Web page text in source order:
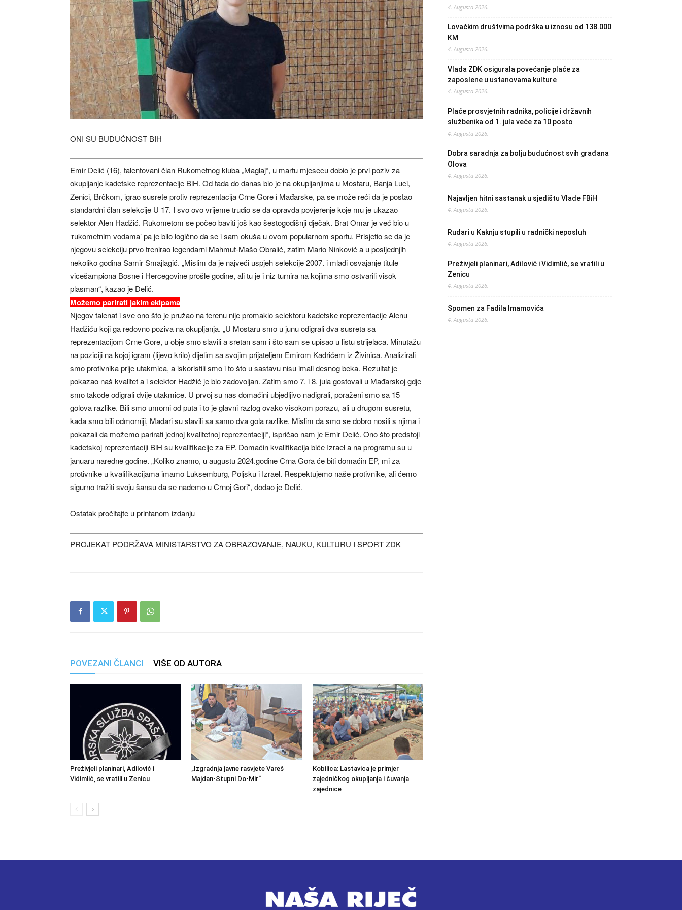
ONI SU BUDUĆNOST BIH
Emir Delić (16), talentovani član Rukometnog kluba „Maglaj“, u martu mjesecu dobio je prvi poziv za
okupljanje kadetske reprezentacije BiH. Od tada do danas bio je na okupljanjima u Mostaru, Banja Luci,
Zenici, Brčkom, igrao susrete protiv reprezentacija Crne Gore i Mađarske, pa se može reći da je postao
standardni član selekcije U 17. I svo ovo vrijeme trudio se da opravda povjerenje koje mu je ukazao
selektor Alen Hadžić. Rukometom se počeo baviti još kao šestogodišnji dječak. Brat Omar je već bio u
‘rukometnim vodama’ pa je bilo logično da se i sam okuša u ovom popularnom sportu. Prisjetio se da je
njegovu selekciju prvo trenirao legendarni Mahmut-Mašo Obralić, zatim Mario Ninković a u posljednjih
nekoliko godina Samir Smajlagić. „Mislim da je najveći uspjeh selekcije 2007. i mlađi osvajanje titule
vicešampiona Bosne i Hercegovine prošle godine, ali tu je i niz turnira na kojima smo ostvarili visok
plasman“, kazao je Delić.
Možemo parirati jakim ekipama
Njegov talenat i sve ono što je pružao na terenu nije promaklo selektoru kadetske reprezentacije Alenu
Hadžiću koji ga redovno poziva na okupljanja. „U Mostaru smo u junu odigrali dva susreta sa
reprezentacijom Crne Gore, u obje smo slavili a sretan sam i što sam se upisao u listu strijelaca. Minutažu
na poziciji na kojoj igram (lijevo krilo) dijelim sa svojim prijateljem Emirom Kadrićem iz Živinica. Analizirali
smo protivnika prije utakmica, a iskoristili smo i to što u sastavu nisu imali desnog beka. Rezultat je
pokazao naš kvalitet a i selektor Hadžić je bio zadovoljan. Zatim smo 7. i 8. jula gostovali u Mađarskoj gdje
smo takođe odigrali dvije utakmice. U prvoj su nas domaćini ubjedljivo nadigrali, poraženi smo sa 15
golova razlike. Bili smo umorni od puta i to je glavni razlog ovako visokom porazu, ali u drugom susretu,
kada smo bili odmorniji, Mađari su slavili sa samo dva gola razlike. Mislim da smo se dobro nosili s njima i
pokazali da možemo parirati jednoj kvalitetnoj reprezentaciji“, ispričao nam je Emir Delić. Ono što predstoji
kadetskoj reprezentaciji BiH su kvalifikacije za EP. Domaćin kvalifikacija biće Izrael a na programu su u
januaru naredne godine. „Koliko znamo, u augustu 2024.godine Crna Gora će biti domaćin EP, mi za
protivnike u kvalifikacijama imamo Luksemburg, Poljsku i Izrael. Respektujemo naše protivnike, ali ćemo
sigurno tražiti svoju šansu da se nađemo u Crnoj Gori“, dodao je Delić.
Ostatak pročitajte u printanom izdanju
PROJEKAT PODRŽAVA MINISTARSTVO ZA OBRAZOVANJE, NAUKU, KULTURU I SPORT ZDK
POVEZANI ČLANCI VIŠE OD AUTORA
Preživjeli planinari, Adilović i
Vidimlić, se vratili u Zenicu
„Izgradnja javne rasvjete Vareš
Majdan-Stupni Do-Mir“
Kobilica: Lastavica je primjer
zajedničkog okupljanja i čuvanja
zajednice
4. Augusta 2026.
Lovačkim društvima podrška u iznosu od 138.000
KM
4. Augusta 2026.
Vlada ZDK osigurala povećanje plaće za
zaposlene u ustanovama kulture
4. Augusta 2026.
Plaće prosvjetnih radnika, policije i državnih
službenika od 1. jula veće za 10 posto
4. Augusta 2026.
Dobra saradnja za bolju budućnost svih građana
Olova
4. Augusta 2026.
Najavljen hitni sastanak u sjedištu Vlade FBiH
4. Augusta 2026.
Rudari u Kaknju stupili u radnički neposluh
4. Augusta 2026.
Preživjeli planinari, Adilović i Vidimlić, se vratili u
Zenicu
4. Augusta 2026.
Spomen za Fadila Imamovića
4. Augusta 2026.